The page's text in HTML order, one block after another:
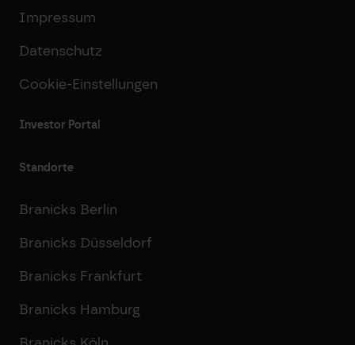
Impressum
Datenschutz
Cookie-Einstellungen
Investor Portal
Standorte
Branicks Berlin
Branicks Düsseldorf
Branicks Frankfurt
Branicks Hamburg